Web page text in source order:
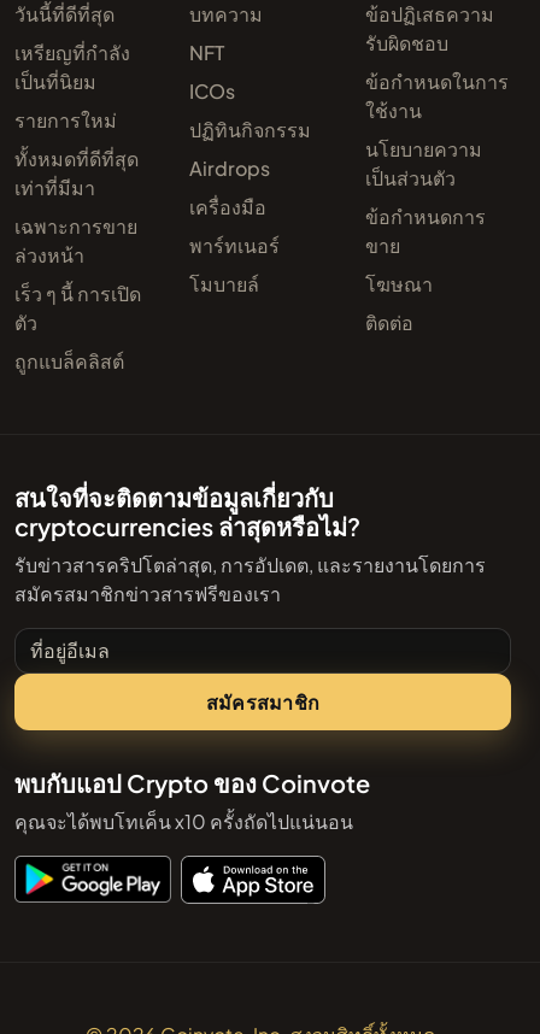
วันนี้ที่ดีที่สุด
เหรียญที่กำลัง
เป็นที่นิยม
รายการใหม่
ทั้งหมดที่ดีที่สุด
เท่าที่มีมา
เฉพาะการขาย
ล่วงหน้า
เร็ว ๆ นี้ การเปิด
ตัว
ถูกแบล็คลิสต์
บทความ
NFT
ICOs
ปฏิทินกิจกรรม
Airdrops
เครื่องมือ
พาร์ทเนอร์
โมบายล์
ข้อปฏิเสธความ
รับผิดชอบ
ข้อกำหนดในการ
ใช้งาน
นโยบายความ
เป็นส่วนตัว
ข้อกำหนดการ
ขาย
โฆษณา
ติดต่อ
สนใจที่จะติดตามข้อมูลเกี่ยวกับ
cryptocurrencies ล่าสุดหรือไม่?
รับข่าวสารคริปโตล่าสุด, การอัปเดต, และรายงานโดยการ
สมัครสมาชิกข่าวสารฟรีของเรา
ที่อยู่อีเมล
สมัครสมาชิก
พบกับแอป Crypto ของ Coinvote
คุณจะได้พบโทเค็น x10 ครั้งถัดไปแน่นอน